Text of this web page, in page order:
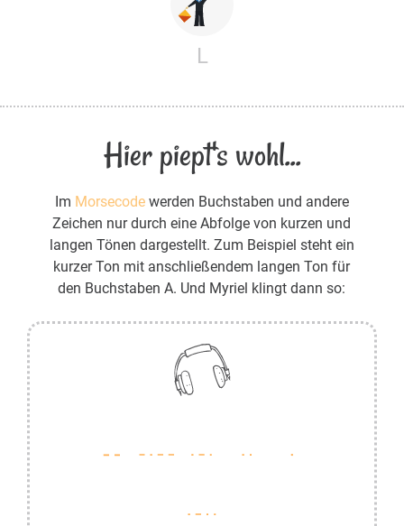
L
Hier piept's wohl...
Im Morsecodewerden Buchstaben und andere
Zeichen nur durch eine Abfolge von kurzen und
langen Tönen dargestellt. Zum Beispiel steht ein
kurzer Ton mit anschließendem langen Ton für
den Buchstaben A. Und Myriel klingt dann so: